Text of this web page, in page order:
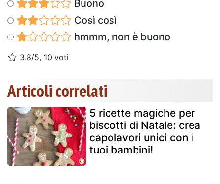
Buono
Così così
hmmm, non è buono
3.8/5, 10 voti
Articoli correlati
5 ricette magiche per
biscotti di Natale: crea
capolavori unici con i
tuoi bambini!